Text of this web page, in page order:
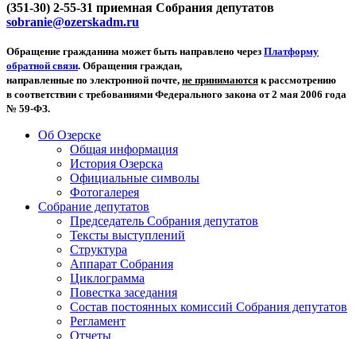
(351-30) 2-55-31 приемная Собрания депутатов
sobranie@ozerskadm.ru
Обращение гражданина может быть направлено через Платформу
обратной связи. Обращения граждан,
направленные по электронной почте, не принимаются к рассмотрению
в соответствии с требованиями Федерального закона от 2 мая 2006 года
№ 59-ФЗ.
Об Озерске
Общая информация
История Озерска
Официальные символы
Фотогалерея
Собрание депутатов
Председатель Собрания депутатов
Тексты выступлений
Структура
Аппарат Собрания
Циклограмма
Повестка заседания
Состав постоянных комиссий Собрания депутатов
Регламент
Отчеты